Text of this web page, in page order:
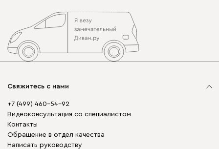
Свяжитесь с нами
+7 (499) 460-54-92
Видеоконсультация со специалистом
Контакты
Обращение в отдел качества
Написать руководству